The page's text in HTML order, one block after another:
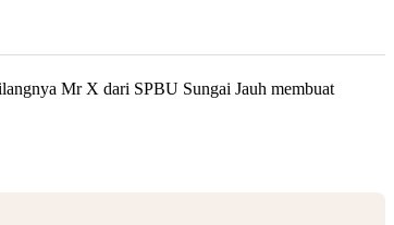
Mr X dari SPBU Sungai Jauh membuat